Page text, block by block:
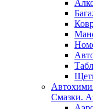
Смазки.